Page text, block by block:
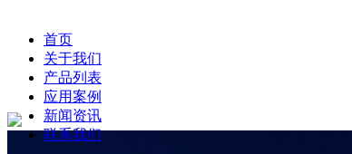
首页
关于我们
产品列表
应用案例
新闻资讯
联系我们